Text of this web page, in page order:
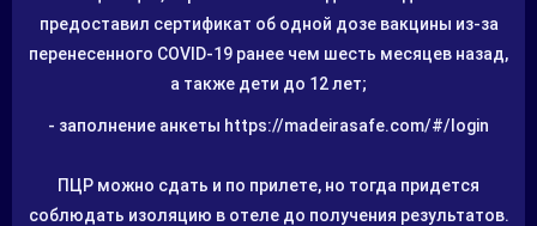
предоставил сертификат об одной дозе вакцины из-за
перенесенного COVID-19 ранее чем шесть месяцев назад,
а также дети до 12 лет;
- заполнение анкеты https://madeirasafe.com/#/login
ПЦР можно сдать и по прилете, но тогда придется
соблюдать изоляцию в отеле до получения результатов.